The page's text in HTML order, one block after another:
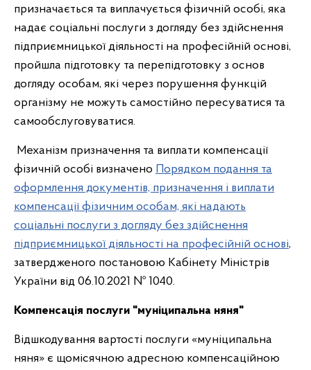
призначається та виплачується фізичній особі, яка
надає соціальні послуги з догляду без здійснення
підприємницької діяльності на професійній основі,
пройшла підготовку та перепідготовку з основ
догляду особам, які через порушення функцій
організму не можуть самостійно пересуватися та
самообслуговуватися.
Механізм призначення та виплати компенсації
фізичній особі визначено Порядком подання та
оформлення документів, призначення і виплати
компенсації фізичним особам, які надають
соціальні послуги з догляду без здійснення
підприємницької діяльності на професійній основі,
затвердженого постановою Кабінету Міністрів
України від 06.10.2021 № 1040.
Компенсація послуги "муніципальна няня"
Відшкодування вартості послуги «муніципальна
няня» є щомісячною адресною компенсаційною